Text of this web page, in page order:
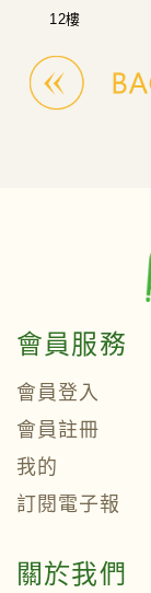
12樓
會員服務
會員登入
會員註冊
我的
訂閱電子報
關於我們